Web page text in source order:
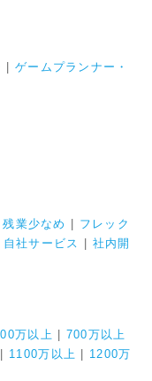
| ゲームプランナー・
残業少なめ
フレック
自社サービス
社内開
万以上
700万以上
1100万以上
1200万